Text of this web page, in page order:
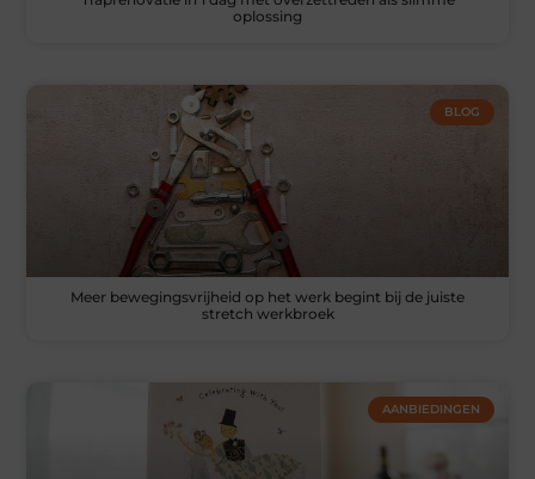
oplossing
BLOG
Meer bewegingsvrijheid op het werk begint bij de juiste
stretch werkbroek
AANBIEDINGEN